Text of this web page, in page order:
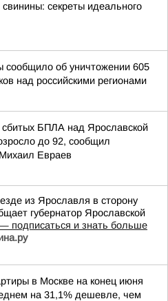
секреты идеального
сообщило об уничтожении 605
над российскими регионами
сбитых БПЛА над Ярославской
до 92, сообщил
Евраев
из Ярославля в сторону
губернатор Ярославской
подписаться и знать больше
в Москве на конец июня
на 31,1% дешевле, чем